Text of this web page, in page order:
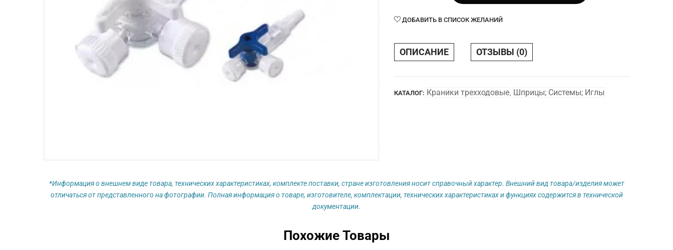
SURUWAY®
давления
Psi
ДОБАВИТЬ В СПИСОК ЖЕЛАНИЙ
ОПИСАНИЕ ОТЗЫВЫ (0)
КАТАЛОГ: Краники трехходовые Шприцы; Системы; Иглы
*Информация о внешнем виде товара, технических характеристиках, комплекте поставки, стране изготовления носит справочный характер. Внешний вид товара/изделия может
отличаться от представленного на фотографии. Полная информация о товаре, изготовителе, комплектации, технических характеристиках и функциях содержится в технической
документации.
Похожие Товары